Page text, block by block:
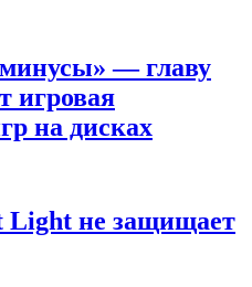
— главу
игровая
на дисках
Light не защищает